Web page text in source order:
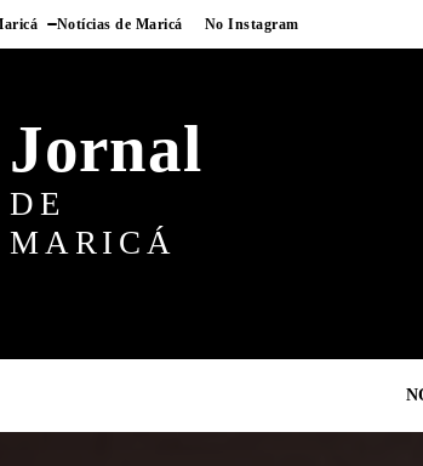
Notícias de Maricá No Instagram
Jornal
DE
MARICÁ